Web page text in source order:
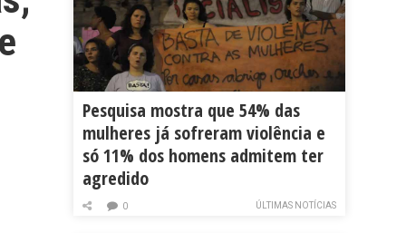
Pesquisa mostra que 54% das
mulheres já sofreram violência e
só 11% dos homens admitem ter
agredido
ÚLTIMAS NOTÍCIAS
0